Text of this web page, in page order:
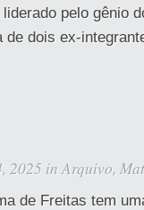
pelo gênio
dois ex-
2025 inArquivo,
de Freitas tem